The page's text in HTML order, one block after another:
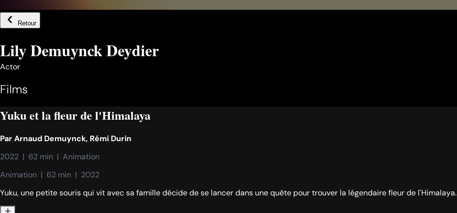
Retour
Lily Demuynck Deydier
Actor
Films
Yuku et la fleur de l'Himalaya
ParArnaud Demuynck, Rémi Durin
2022  |  62 min  |  Animation
Animation  |  62 min  |  2022
Yuku, une petite souris qui vit avec sa famille décide de se lancer dans une quête pour trouver la légendaire fleur de l'Himalaya.